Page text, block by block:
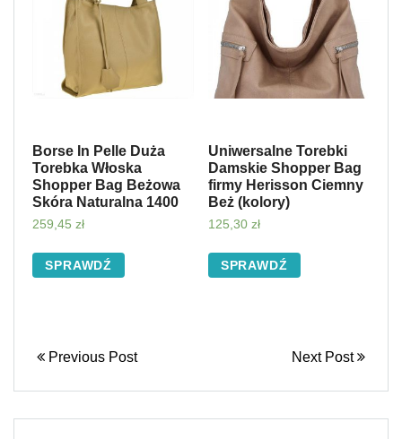
Borse In Pelle Duża
Torebka Włoska
Shopper Bag Beżowa
Skóra Naturalna 1400
259,45 zł
SPRAWDŹ
Uniwersalne Torebki
Damskie Shopper Bag
firmy Herisson Ciemny
Beż (kolory)
125,30 zł
SPRAWDŹ
Previous Post Next Post